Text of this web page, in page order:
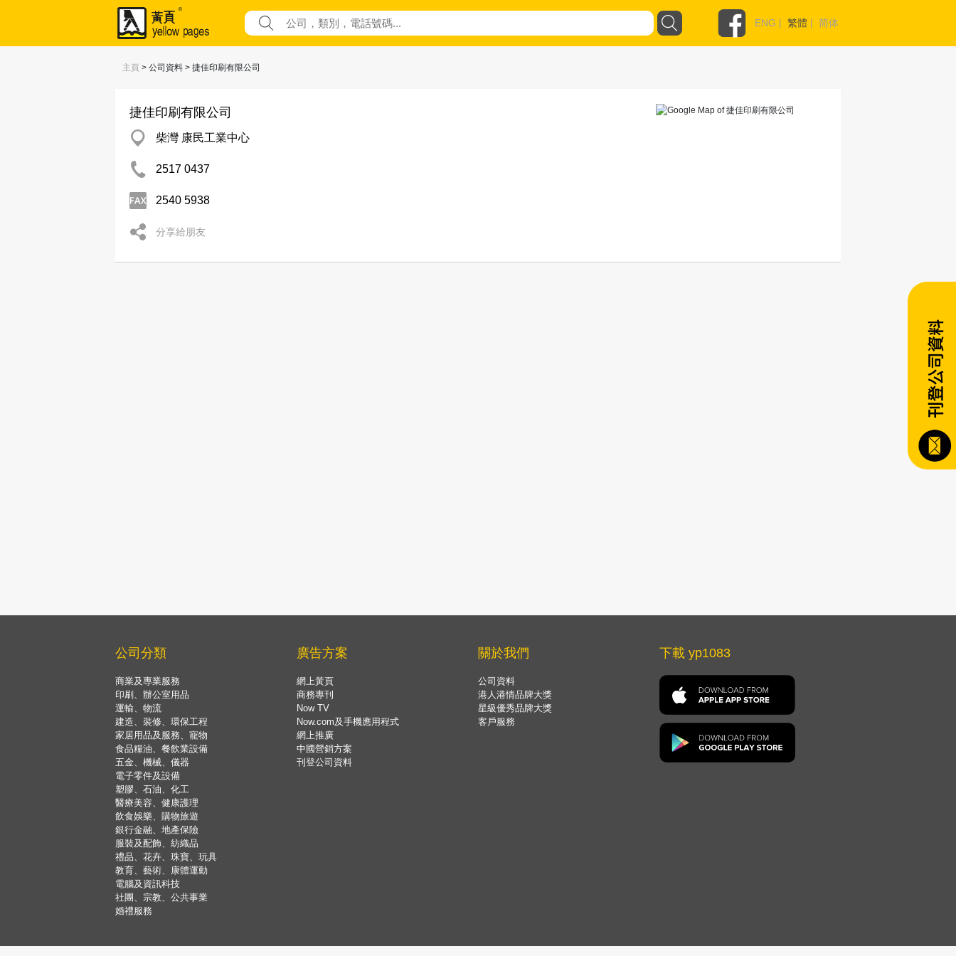
ENG | 繁體 | 简体
主頁 > 公司資料 > 捷佳印刷有限公司
捷佳印刷有限公司
柴灣 康民工業中心
2517 0437
2540 5938
分享給朋友
公司分類
商業及專業服務
印刷、辦公室用品
運輸、物流
建造、裝修、環保工程
家居用品及服務、寵物
食品糧油、餐飲業設備
五金、機械、儀器
電子零件及設備
塑膠、石油、化工
醫療美容、健康護理
飲食娛樂、購物旅遊
銀行金融、地產保險
服裝及配飾、紡織品
禮品、花卉、珠寶、玩具
教育、藝術、康體運動
電腦及資訊科技
社團、宗教、公共事業
婚禮服務
廣告方案
網上黃頁
商務專刊
Now TV
Now.com及手機應用程式
網上推廣
中國營銷方案
刊登公司資料
關於我們
公司資料
港人港情品牌大獎
星級優秀品牌大獎
客戶服務
下載 yp1083